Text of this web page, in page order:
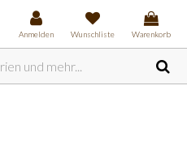
Anmelden Wunschliste Warenkorb